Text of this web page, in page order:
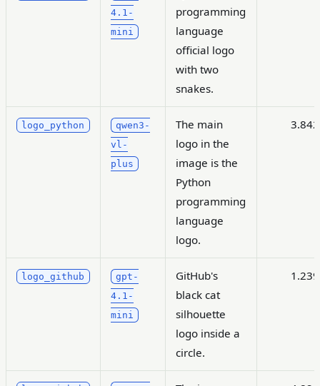
4.1-
mini
programming
language
official logo
with two
snakes.
logo_python
qwen3-
vl-
plus
The main
logo in the
image is the
Python
programming
language
logo.
logo_github
gpt-
4.1-
mini
GitHub's
black cat
silhouette
logo inside a
circle.